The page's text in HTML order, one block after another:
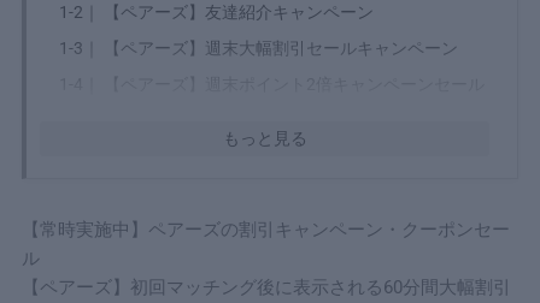
1-2｜
【ペアーズ】友達紹介キャンペーン
1-3｜
【ペアーズ】週末大幅割引セールキャンペーン
ン・クーポンセール
限定キャンペーン
もっと見る
【常時実施中】ペアーズの割引キャンペーン・クーポンセー
ル
【ペアーズ】初回マッチング後に表示される60分間大幅割引